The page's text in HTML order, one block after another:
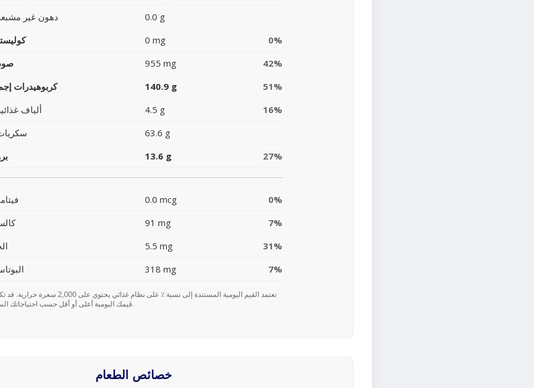
دهون غير
0.0 g
0 mg
0%
955 mg
42%
كربوهيدرات
140.9 g
51%
ألياف
4.5 g
16%
63.6 g
13.6 g 27%
0.0 mcg
0%
91 mg
7%
5.5 mg
31%
318 mg 7%
قيمك اليومية أعلى أو أقل حسب احتياجاتك السعرية.
خصائص الطعام